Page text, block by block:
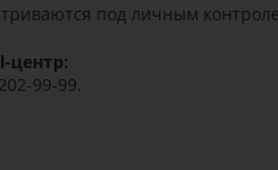
под личным
центр:
99-99.